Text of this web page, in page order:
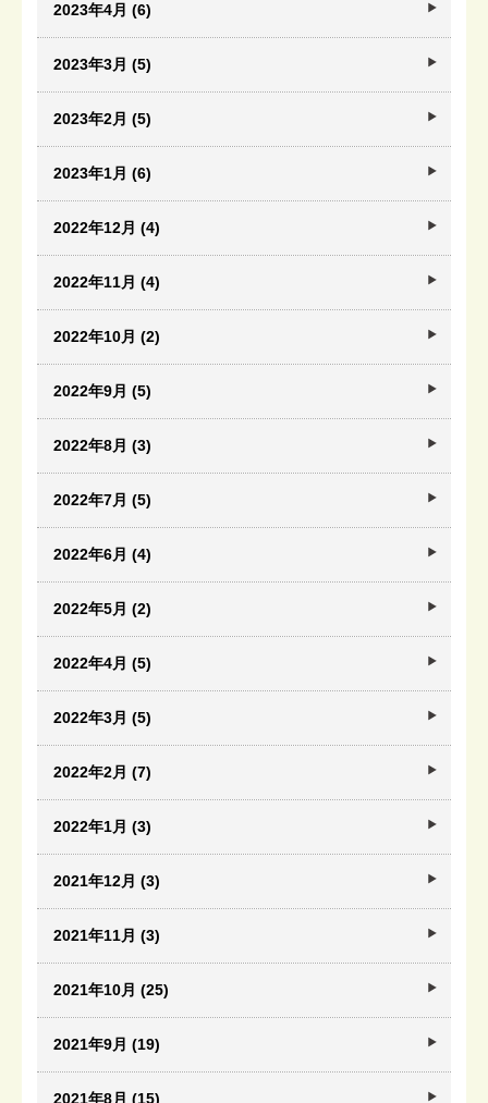
2023年4月 (6)
2023年3月 (5)
2023年2月 (5)
2023年1月 (6)
2022年12月 (4)
2022年11月 (4)
2022年10月 (2)
2022年9月 (5)
2022年8月 (3)
2022年7月 (5)
2022年6月 (4)
2022年5月 (2)
2022年4月 (5)
2022年3月 (5)
2022年2月 (7)
2022年1月 (3)
2021年12月 (3)
2021年11月 (3)
2021年10月 (25)
2021年9月 (19)
2021年8月 (15)